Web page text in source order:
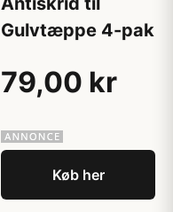
Gulvtæppe 4-pak
79,00 kr
Køb her